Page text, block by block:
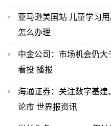
亚马逊美国站 儿童学习
怎么办理
中金公司：市场机会仍
看投 播报
海通证券：关注数字基
论市 世界报资讯